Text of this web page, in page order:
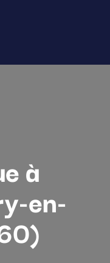
à
en-